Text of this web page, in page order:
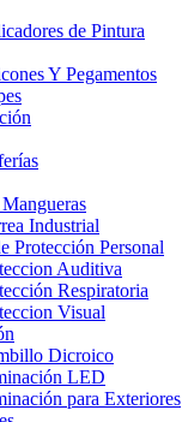
de Pintura
Y Pegamentos
Industrial
Protección Personal
Auditiva
Respiratoria
Visual
Dicroico
LED
para Exteriores